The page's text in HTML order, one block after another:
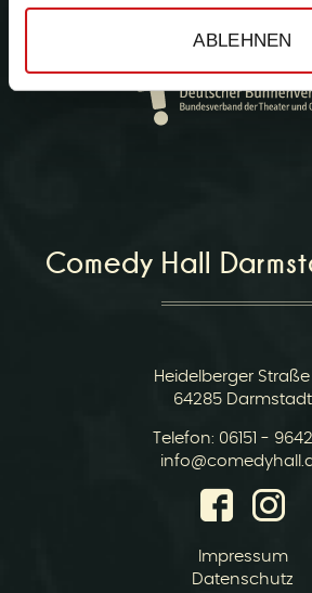
ABLEHNEN
e
Comedy Hall
Heidelberger Straße
64285 Darmstadt
Telefon: 06151 -
E-
Impressum
Datenschutz